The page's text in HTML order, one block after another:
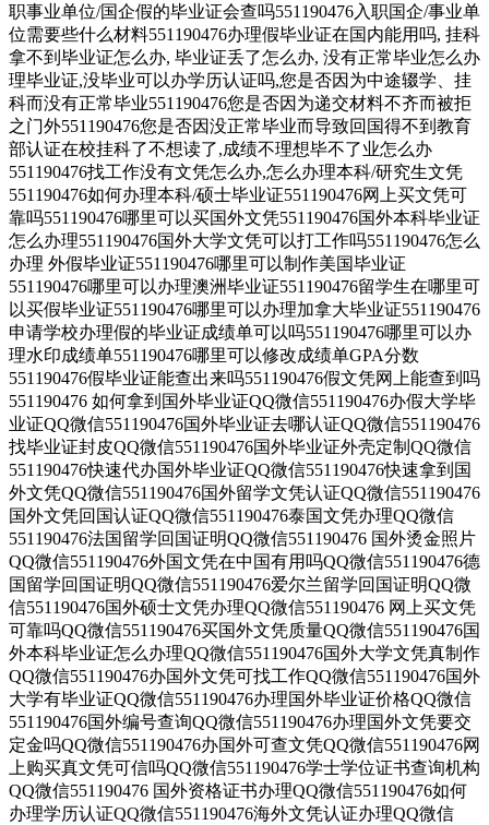
职事业单位/国企假的毕业证会查吗551190476入职国企/事业单
位需要些什么材料551190476办理假毕业证在国内能用吗, 挂科
拿不到毕业证怎么办, 毕业证丢了怎么办, 没有正常毕业怎么办
理毕业证,没毕业可以办学历认证吗,您是否因为中途辍学、挂
科而没有正常毕业551190476您是否因为递交材料不齐而被拒
之门外551190476您是否因没正常毕业而导致回国得不到教育
部认证在校挂科了不想读了,成绩不理想毕不了业怎么办
551190476找工作没有文凭怎么办,怎么办理本科/研究生文凭
551190476如何办理本科/硕士毕业证551190476网上买文凭可
靠吗551190476哪里可以买国外文凭551190476国外本科毕业证
怎么办理551190476国外大学文凭可以打工作吗551190476怎么
办理 外假毕业证551190476哪里可以制作美国毕业证
551190476哪里可以办理澳洲毕业证551190476留学生在哪里可
以买假毕业证551190476哪里可以办理加拿大毕业证551190476
申请学校办理假的毕业证成绩单可以吗551190476哪里可以办
理水印成绩单551190476哪里可以修改成绩单GPA分数
551190476假毕业证能查出来吗551190476假文凭网上能查到吗
551190476 如何拿到国外毕业证QQ微信551190476办假大学毕
业证QQ微信551190476国外毕业证去哪认证QQ微信551190476
找毕业证封皮QQ微信551190476国外毕业证外壳定制QQ微信
551190476快速代办国外毕业证QQ微信551190476快速拿到国
外文凭QQ微信551190476国外留学文凭认证QQ微信551190476
国外文凭回国认证QQ微信551190476泰国文凭办理QQ微信
551190476法国留学回国证明QQ微信551190476 国外烫金照片
QQ微信551190476外国文凭在中国有用吗QQ微信551190476德
国留学回国证明QQ微信551190476爱尔兰留学回国证明QQ微
信551190476国外硕士文凭办理QQ微信551190476 网上买文凭
可靠吗QQ微信551190476买国外文凭质量QQ微信551190476国
外本科毕业证怎么办理QQ微信551190476国外大学文凭真制作
QQ微信551190476办国外文凭可找工作QQ微信551190476国外
大学有毕业证QQ微信551190476办理国外毕业证价格QQ微信
551190476国外编号查询QQ微信551190476办理国外文凭要交
定金吗QQ微信551190476办国外可查文凭QQ微信551190476网
上购买真文凭可信吗QQ微信551190476学士学位证书查询机构
QQ微信551190476 国外资格证书办理QQ微信551190476如何
办理学历认证QQ微信551190476海外文凭认证办理QQ微信